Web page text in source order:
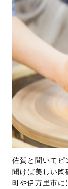
佐賀と聞いてピ
聞けば美しい陶
町や伊万里市に